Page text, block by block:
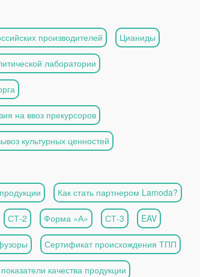
производителей Цианиды
лаборатории
на ввоз прекурсоров
культурных ценностей
Как стать партнером Lamoda?
СТ-2 Форма «А» СТ-3 EAV
Сертификат происхождения ТПП
качества продукции